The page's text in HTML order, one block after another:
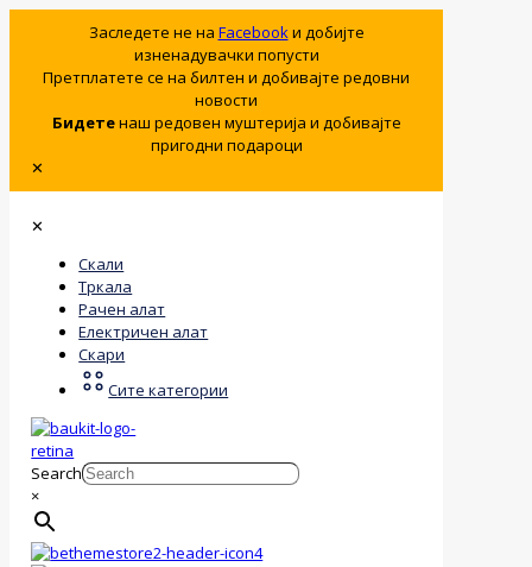
Заследете не на Facebookи добијте
изненадувачки попусти
Претплатете се на билтен и добивајте редовни
новости
Бидетенаш редовен муштерија и добивајте
пригодни подароци
✕
✕
Скали
Тркала
Рачен алат
Електричен алат
Скари
Сите категории
Search
×